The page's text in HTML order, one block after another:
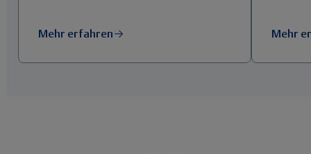
Mehr erfahren Mehr